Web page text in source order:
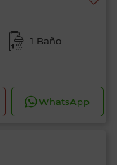
1 Baño
WhatsApp